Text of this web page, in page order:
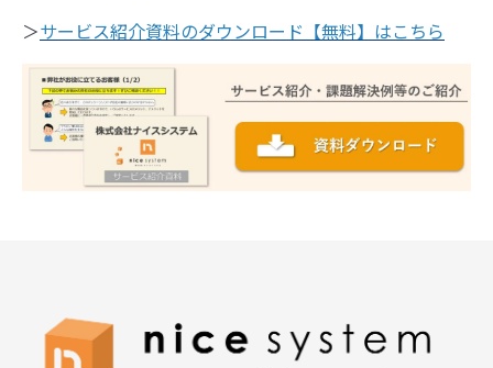
＞サービス紹介資料のダウンロード【無料】はこちら